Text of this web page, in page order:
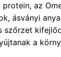
az
ásványi
szőrzet
a